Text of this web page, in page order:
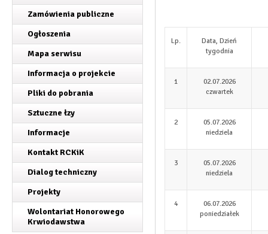
Zamówienia publiczne
Ogłoszenia
Mapa serwisu
Informacja o projekcie
Pliki do pobrania
Sztuczne łzy
Informacje
Kontakt RCKiK
Dialog techniczny
Projekty
Wolontariat Honorowego
Krwiodawstwa
Lp.
Data, Dzień
tygodnia
1
02.07.2026
czwartek
2
05.07.2026
niedziela
3
05.07.2026
niedziela
4
06.07.2026
poniedziałek